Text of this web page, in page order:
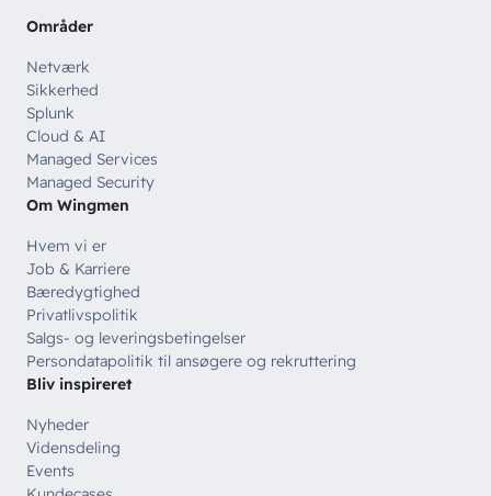
Områder
Netværk
Sikkerhed
Splunk
Cloud & AI
Managed Services
Managed Security
Om Wingmen
Hvem vi er
Job & Karriere
Bæredygtighed
Privatlivspolitik
Salgs- og leveringsbetingelser
Persondatapolitik til ansøgere og rekruttering
Bliv inspireret
Nyheder
Vidensdeling
Events